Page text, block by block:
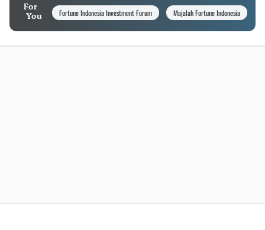
For
You
Fortune Indonesia Investment Forum Majalah Fortune Indonesia